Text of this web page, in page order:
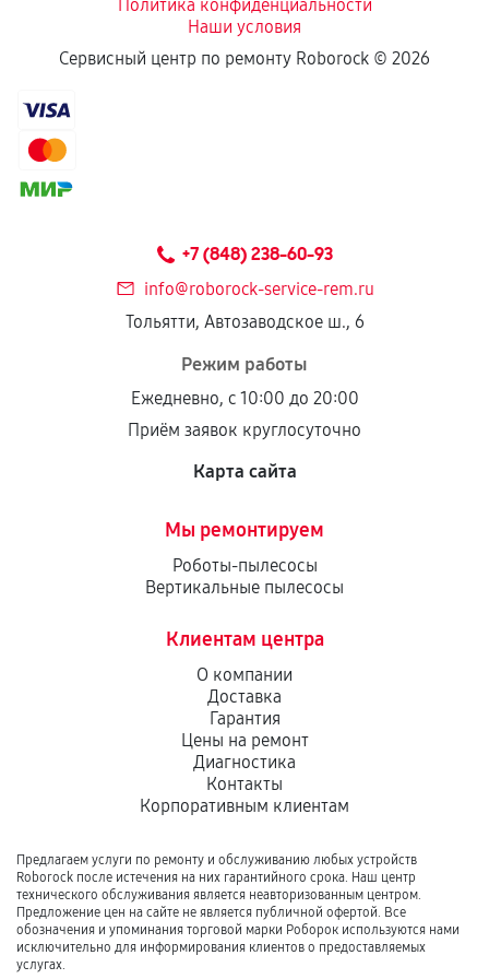
Политика конфиденциальности
Наши условия
Сервисный центр по ремонту Roborock © 2026
+7 (848) 238-60-93
info@roborock-service-rem.ru
Тольятти, Автозаводское ш., 6
Режим работы
Ежедневно, с 10:00 до 20:00
Приём заявок круглосуточно
Карта сайта
Мы ремонтируем
Роботы-пылесосы
Вертикальные пылесосы
Клиентам центра
О компании
Доставка
Гарантия
Цены на ремонт
Диагностика
Контакты
Корпоративным клиентам
Предлагаем услуги по ремонту и обслуживанию любых устройств
Roborock после истечения на них гарантийного срока. Наш центр
технического обслуживания является неавторизованным центром.
Предложение цен на сайте не является публичной офертой. Все
обозначения и упоминания торговой марки Роборок используются нами
исключительно для информирования клиентов о предоставляемых
услугах.